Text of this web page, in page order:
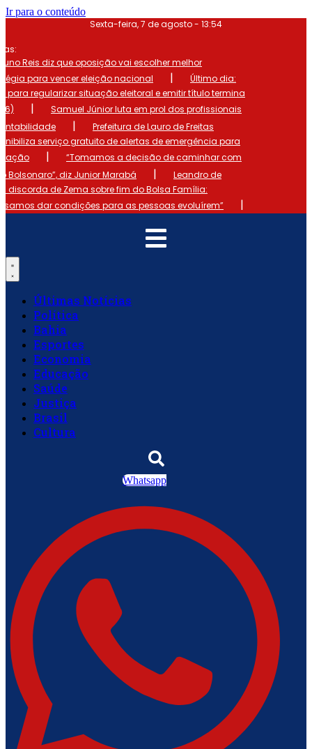
Ir para o conteúdo
Sexta-feira, 7 de agosto - 13:54
Reis diz que oposição vai escolher melhor
para vencer eleição nacional
|
Último dia:
para regularizar situação eleitoral e emitir título termina
|
Samuel Júnior luta em prol dos profissionais
|
Prefeitura de Lauro de Freitas
serviço gratuito de alertas de emergência para
|
“Tomamos a decisão de caminhar com
Bolsonaro”, diz Junior Marabá
|
Leandro de
discorda de Zema sobre fim do Bolsa Família:
dar condições para as pessoas evoluírem”
|
Últimas Notícias
Política
Bahia
Esportes
Economia
Educação
Saúde
Justiça
Brasil
Cultura
Whatsapp